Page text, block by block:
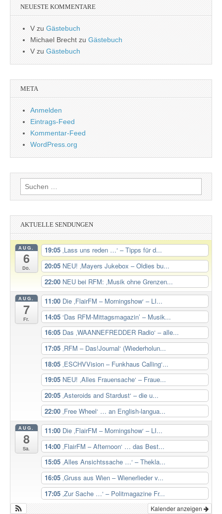
NEUESTE KOMMENTARE
V zu Gästebuch
Michael Brecht zu Gästebuch
Vzu Gästebuch
META
Anmelden
Eintrags-Feed
Kommentar-Feed
WordPress.org
Suchen
nach:
AKTUELLE SENDUNGEN
AUG.
6
Do.
19:05 ‚Lass uns reden …‘ – Tipps für d...
20:05 NEU! ‚Mayers Jukebox – Oldies bu...
22:00 NEU bei RFM: ‚Musik ohne Grenzen...
AUG.
7
Fr.
11:00 Die ‚FlairFM – Morningshow‘ – LI...
14:05 ‘Das RFM-Mittagsmagazin’ – Musik...
16:05 Das ‚WAANNEFREDDER Radio‘ – alle...
17:05 ‚RFM – Das!Journal‘ (Wiederholun...
18:05 ‚ESCHVVision – Funkhaus Calling‘...
19:05 NEU! ‚Alles Frauensache‘ – Fraue...
20:05 ‚Asteroids and Stardust‘ – die u...
22:00 ‚Free Wheel‘ … an English-langua...
AUG.
8
Sa.
11:00 Die ‚FlairFM – Morningshow‘ – LI...
14:00 ‚FlairFM – Afternoon‘ … das Best...
15:05 ‚Alles Ansichtssache …‘ – Thekla...
16:05 ‚Gruss aus Wien – Wienerlieder v...
17:05 ‚Zur Sache …‘ – Politmagazine Fr...
Kalender anzeigen